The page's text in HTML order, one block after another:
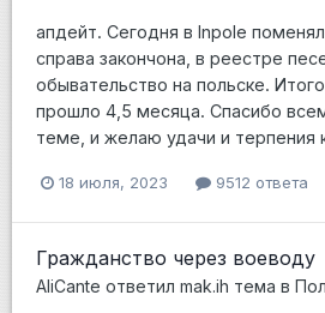
апдейт. Сегодня в Inpole
справа закончона, в реестре
обывательство на польске.
прошло 4,5 месяца. Спасибо
теме, и желаю удачи и терпения
18 июля, 2023 9512 ответа
Гражданство через воеводу
AliCante ответил mak.ih тема в